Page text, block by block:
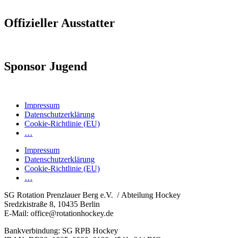
Offizieller Ausstatter
Sponsor Jugend
Impressum
Datenschutzerklärung
Cookie-Richtlinie (EU)
…
Impressum
Datenschutzerklärung
Cookie-Richtlinie (EU)
…
SG Rotation Prenzlauer Berg e.V. / Abteilung Hockey
Sredzkistraße 8, 10435 Berlin
E-Mail: office@rotationhockey.de
Bankverbindung: SG RPB Hockey